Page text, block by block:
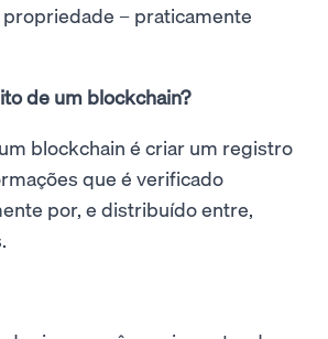
– praticamente
de um blockchain?
blockchain é criar um registro
que é verificado
por, e distribuído entre,